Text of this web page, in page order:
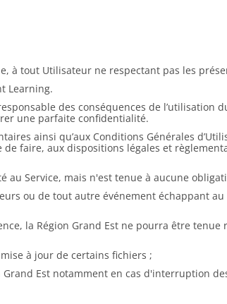
à tout Utilisateur ne respectant pas les
Learning.
des conséquences de l’utilisation
une parfaite confidentialité.
ainsi qu’aux Conditions Générales
faire, aux dispositions légales et
Service, mais n'est tenue à aucune
ou de tout autre événement échappant
la Région Grand Est ne pourra être
à jour de certains fichiers ;
Est notamment en cas d'interruption